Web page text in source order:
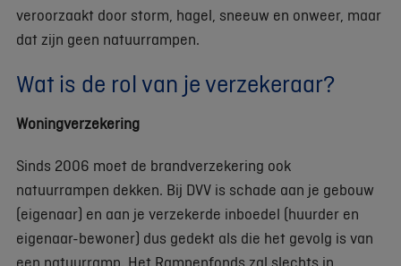
veroorzaakt door storm, hagel, sneeuw en onweer, maar
dat zijn geen natuurrampen.
Wat is de rol van je verzekeraar?
Woningverzekering
Sinds 2006 moet de brandverzekering ook
natuurrampen dekken. Bij DVV is schade aan je gebouw
(eigenaar) en aan je verzekerde inboedel (huurder en
eigenaar-bewoner) dus gedekt als die het gevolg is van
een natuurramp. Het Rampenfonds zal slechts in